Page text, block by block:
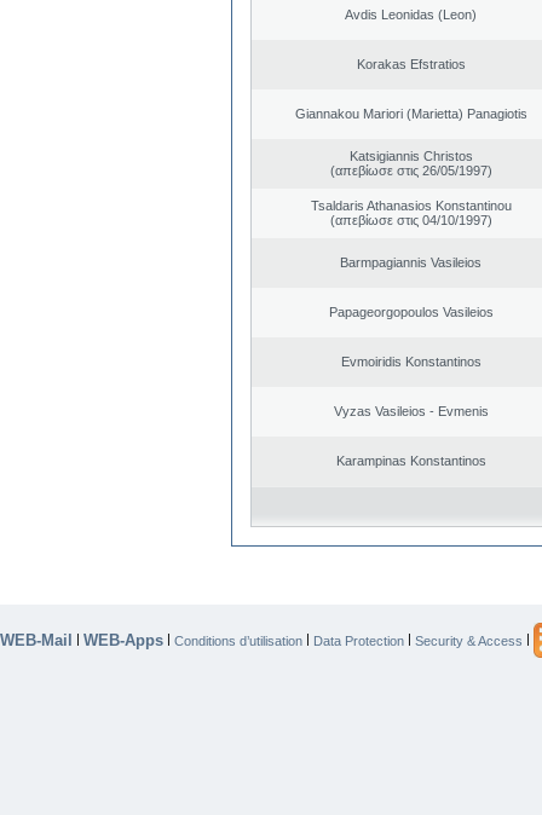
Avdis Leonidas (Leon)
Korakas Efstratios
Giannakou Mariori (Marietta) Panagiotis
Katsigiannis Christos
(απεβίωσε στις 26/05/1997)
Tsaldaris Athanasios Konstantinou
(απεβίωσε στις 04/10/1997)
Barmpagiannis Vasileios
Papageorgopoulos Vasileios
Evmoiridis Konstantinos
Vyzas Vasileios - Evmenis
Karampinas Konstantinos
WEB-Mail | WEB-Apps | Conditions d’utilisation | Data Protection | Security & Access |